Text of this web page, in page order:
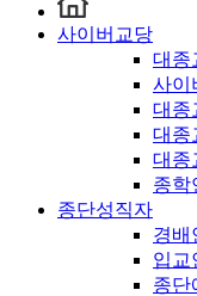
사이버교당
대종
사이
대종
대종
대종
종학
종단성직자
경배
입교
종단